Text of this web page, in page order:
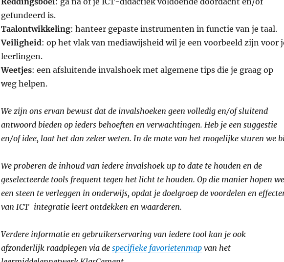
gefundeerd is.
Taalontwikkeling: hanteer gepaste instrumenten in functie van je taal.
Veiligheid: op het vlak van mediawijsheid wil je een voorbeeld zijn voor
leerlingen.
Weetjes: een afsluitende invalshoek met algemene tips die je graag op
weg helpen.
We zijn ons ervan bewust dat de invalshoeken geen volledig en/of sluitend
antwoord bieden op ieders behoeften en verwachtingen. Heb je een suggestie
en/of idee, laat het dan zeker weten. In de mate van het mogelijke sturen we
We proberen de inhoud van iedere invalshoek up to date te houden en de
geselecteerde tools frequent tegen het licht te houden. Op die manier hopen we
een steen te verleggen in onderwijs, opdat je doelgroep de voordelen en
van ICT-integratie leert ontdekken en waarderen.
Verdere informatie en gebruikerservaring van iedere tool kan je ook
afzonderlijk raadplegen via de specifieke favorietenmapvan het